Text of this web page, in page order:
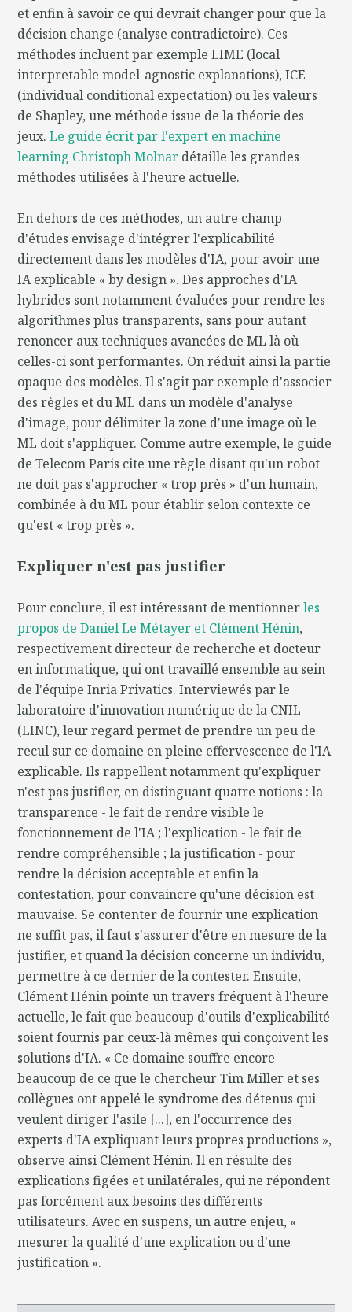
et enfin à savoir ce qui devrait changer pour que la
décision change (analyse contradictoire). Ces
méthodes incluent par exemple LIME (local
interpretable model-agnostic explanations), ICE
(individual conditional expectation) ou les valeurs
de Shapley, une méthode issue de la théorie des
jeux.Le guide écrit par l'expert en machine
learning Christoph Molnar détaille les grandes
méthodes utilisées à l'heure actuelle.
En dehors de ces méthodes, un autre champ
d'études envisage d'intégrer l'explicabilité
directement dans les modèles d'IA, pour avoir une
IA explicable « by design ». Des approches d'IA
hybrides sont notamment évaluées pour rendre les
algorithmes plus transparents, sans pour autant
renoncer aux techniques avancées de ML là où
celles-ci sont performantes. On réduit ainsi la partie
opaque des modèles. Il s'agit par exemple d'associer
des règles et du ML dans un modèle d'analyse
d'image, pour délimiter la zone d'une image où le
ML doit s'appliquer. Comme autre exemple, le guide
de Telecom Paris cite une règle disant qu'un robot
ne doit pas s'approcher « trop près » d'un humain,
combinée à du ML pour établir selon contexte ce
qu'est « trop près ».
Expliquer n'est pas justifier
Pour conclure, il est intéressant de mentionnerles
propos de Daniel Le Métayer et Clément Hénin,
respectivement directeur de recherche et docteur
en informatique, qui ont travaillé ensemble au sein
de l'équipe Inria Privatics. Interviewés par le
laboratoire d'innovation numérique de la CNIL
(LINC), leur regard permet de prendre un peu de
recul sur ce domaine en pleine effervescence de l'IA
explicable. Ils rappellent notamment qu'expliquer
n'est pas justifier, en distinguant quatre notions : la
transparence - le fait de rendre visible le
fonctionnement de l'IA ; l'explication - le fait de
rendre compréhensible ; la justification - pour
rendre la décision acceptable et enfin la
contestation, pour convaincre qu'une décision est
mauvaise. Se contenter de fournir une explication
ne suffit pas, il faut s'assurer d'être en mesure de la
justifier, et quand la décision concerne un individu,
permettre à ce dernier de la contester. Ensuite,
Clément Hénin pointe un travers fréquent à l'heure
actuelle, le fait que beaucoup d'outils d'explicabilité
soient fournis par ceux-là mêmes qui conçoivent les
solutions d'IA. « Ce domaine souffre encore
beaucoup de ce que le chercheur Tim Miller et ses
collègues ont appelé le syndrome des détenus qui
veulent diriger l'asile [...], en l'occurrence des
experts d'IA expliquant leurs propres productions »,
observe ainsi Clément Hénin. Il en résulte des
explications figées et unilatérales, qui ne répondent
pas forcément aux besoins des différents
utilisateurs. Avec en suspens, un autre enjeu, «
mesurer la qualité d'une explication ou d'une
justification ».